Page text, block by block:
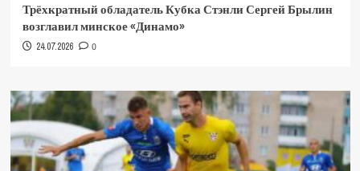
Трёхкратный обладатель Кубка Стэнли Сергей Брылин
возглавил минское «Динамо»
24.07.2026 0